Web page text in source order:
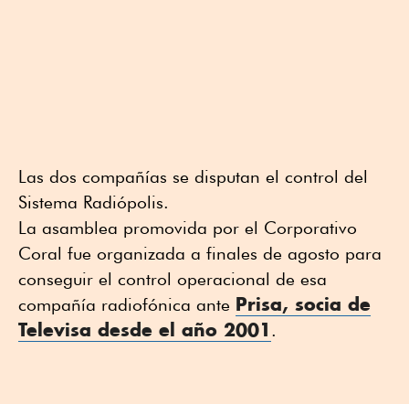
Las dos compañías se disputan el control del
Sistema Radiópolis.
La asamblea promovida por el Corporativo
Coral fue organizada a finales de agosto para
conseguir el control operacional de esa
compañía radiofónica ante Prisa, socia de
Televisa desde el año 2001 .